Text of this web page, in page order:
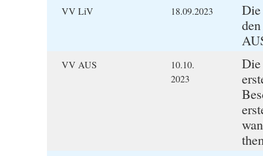
VV LiV 18.09.2023
VV AUS
10.10.
2023